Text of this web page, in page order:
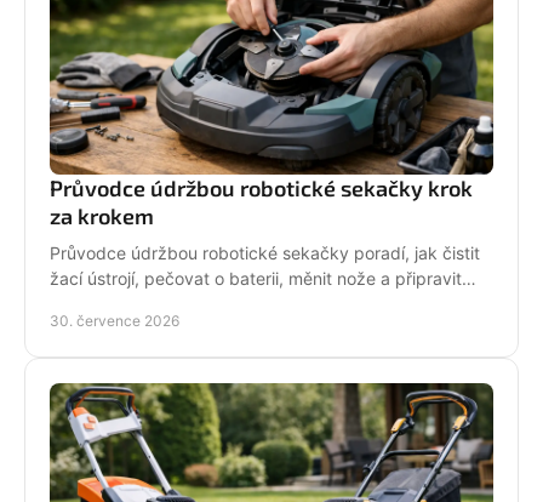
Průvodce údržbou robotické sekačky krok
za krokem
Průvodce údržbou robotické sekačky poradí, jak čistit
žací ústrojí, pečovat o baterii, měnit nože a připravit
30. července 2026